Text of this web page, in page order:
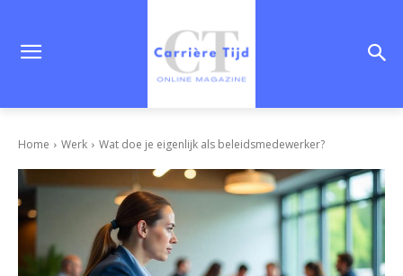
Home Werk Wat doe je eigenlijk als beleidsmedewerker?